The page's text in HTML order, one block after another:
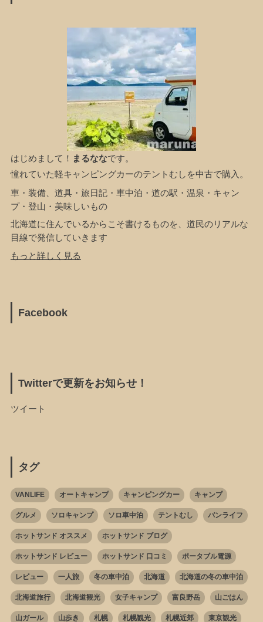
はじめまして！ まるななです。
憧れていた軽キャンピングカーのテントむしを中古で購入。
車・装備、道具・旅日記・車中泊・道の駅・温泉・キャン
プ・登山・美味しいもの
北海道に住んでいるからこそ書けるものを、道民のリアルな
目線で発信していきます
もっと詳しく見る
Facebook
Twitterで更新をお知らせ！
ツイート
タグ
VANLIFE オートキャンプ キャンピングカー キャンプ
グルメ ソロキャンプ ソロ車中泊 テントむし バンライフ
ホットサンド オススメ ホットサンド ブログ
ホットサンド レビュー ホットサンド 口コミ ポータブル電源
レビュー 一人旅 冬の車中泊 北海道 北海道の冬の車中泊
北海道旅行 北海道観光 女子キャンプ 富良野岳 山ごはん
山ガール 山歩き 札幌 札幌観光 札幌近郊 東京観光